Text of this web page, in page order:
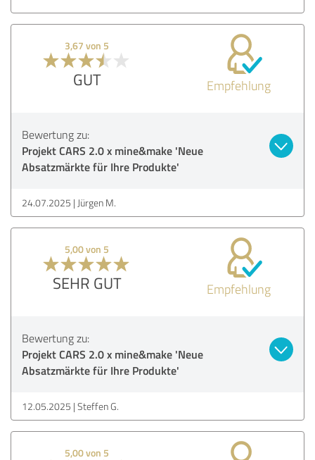
3,67 von 5
GUT Empfehlung
Bewertung zu:
Projekt CARS 2.0 x mine&make 'Neue
Absatzmärkte für Ihre Produkte'
24.07.2025 Jürgen M.
5,00 von 5
SEHR GUT Empfehlung
Bewertung zu:
Projekt CARS 2.0 x mine&make 'Neue
Absatzmärkte für Ihre Produkte'
12.05.2025 Steffen G.
5,00 von 5